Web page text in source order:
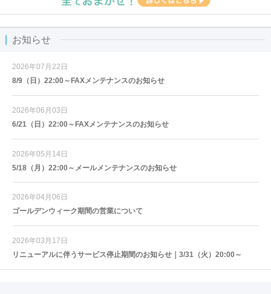
お知らせ
2026年07月22日
8/9（日）22:00～FAXメンテナンスのお知らせ
2026年06月03日
6/21（日）22:00～FAXメンテナンスのお知らせ
2026年05月14日
5/18（月）22:00～メールメンテナンスのお知らせ
2026年04月06日
ゴールデンウィーク期間の営業について
2026年03月17日
リニューアルに伴うサービス停止期間のお知らせ｜3/31（火）20:00～